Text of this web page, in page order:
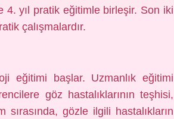
yıl pratik eğitimle birleşir. Son iki
çalışmalardır.
eğitimi başlar. Uzmanlık eğitimi
göz hastalıklarının teşhisi,
gözle ilgili hastalıkların